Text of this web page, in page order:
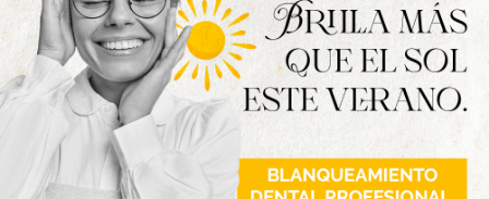
disponible
Hazte ya con la trigésimo séptima edición de
la revista Tordesillas al día. Haz clic sobre la
imagen para verla online.